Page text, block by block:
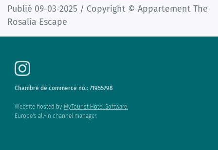
Publié 09-03-2025 / Copyright © Appartement The
Rosalía Escape
Chambre de commerce no.: 71955798
Website hosted by MyTourist Hotel Software.
Europe's all-in channel manager.